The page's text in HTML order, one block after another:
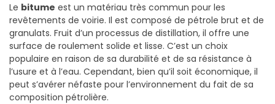
Le bitume est un matériau très commun pour les
revêtements de voirie. Il est composé de pétrole brut et de
granulats. Fruit d’un processus de distillation, il offre une
surface de roulement solide et lisse. C’est un choix
populaire en raison de sa durabilité et de sa résistance à
l’usure et à l’eau. Cependant, bien qu’il soit économique, il
peut s’avérer néfaste pour l’environnement du fait de sa
composition pétrolière.